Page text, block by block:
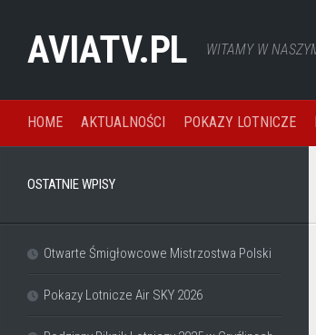
contentAVIATV.PL WITAMY W
HOME AKTUALNOŚCI POKAZY LOTNICZE
OSTATNIE WPISY
Otwarte Śmigłowcowe Mistrzostwa Polski
Pokazy Lotnicze Air SKY 2026